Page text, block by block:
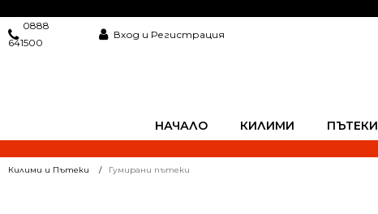
НАЧАЛО КИЛИМИ ПЪТЕКИ
0888
641500
Вход и Регистрация
Килими и Пътеки Гумирани пътеки